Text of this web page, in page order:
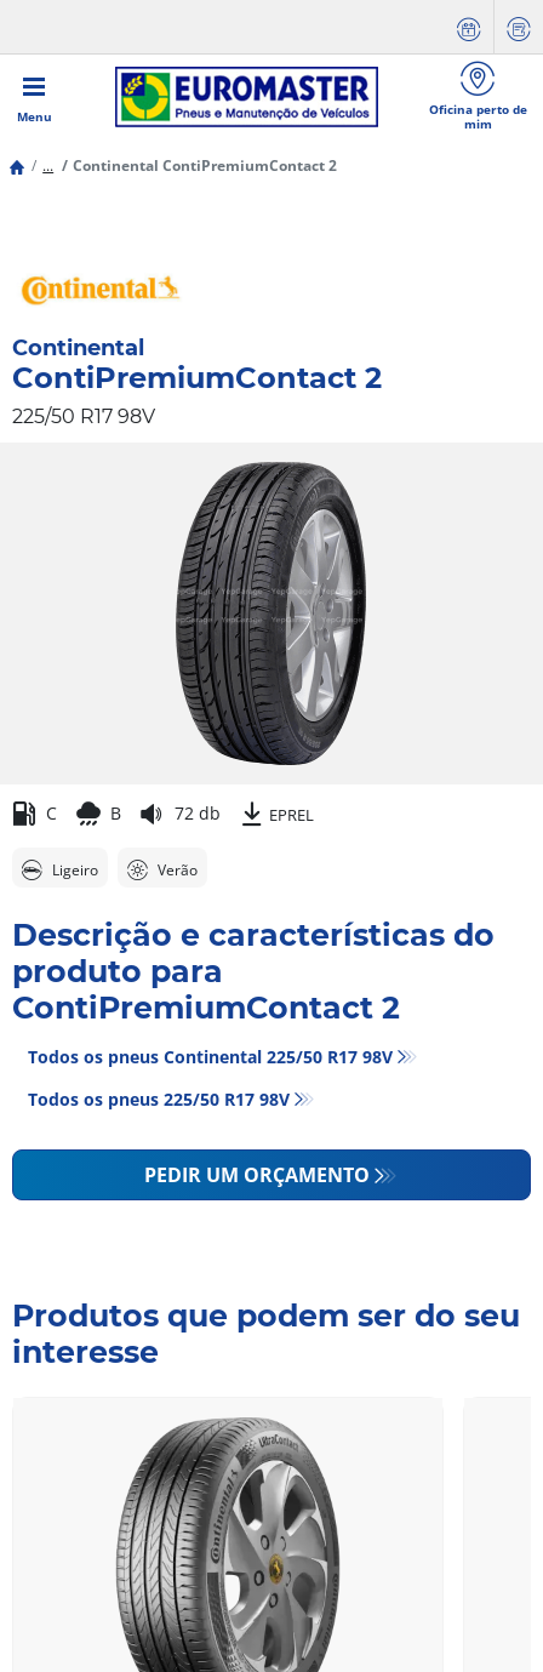
Menu
Oficina perto de
mim
... Continental ContiPremiumContact 2
Continental
ContiPremiumContact 2
225/50 R17 98V
C B 72 db EPREL
Ligeiro Verão
Descrição e características do
produto para
ContiPremiumContact 2
Todos os pneus Continental 225/50 R17 98V
Todos os pneus‎ 225/50 R17 98V
PEDIR UM ORÇAMENTO
Produtos que podem ser do seu
interesse